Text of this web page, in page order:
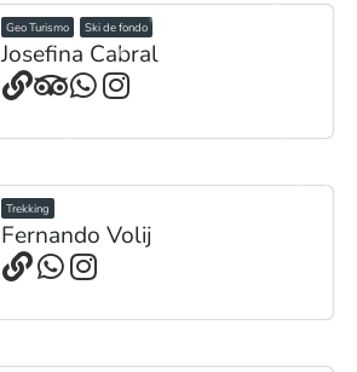
Geo Turismo Ski de fondo
Josefina Cabral
Trekking
Fernando Volij